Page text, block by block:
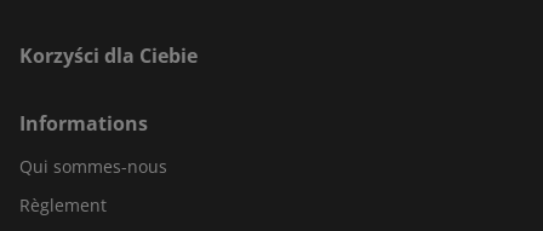
Korzyści dla Ciebie
Informations
Qui sommes-nous
Règlement